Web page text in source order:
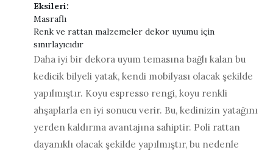
Eksileri:
Masraflı
Renk ve rattan malzemeler dekor uyumu için
sınırlayıcıdır
Daha iyi bir dekora uyum temasına bağlı kalan bu
kedicik bilyeli yatak, kendi mobilyası olacak şekilde
yapılmıştır. Koyu espresso rengi, koyu renkli
ahşaplarla en iyi sonucu verir. Bu, kedinizin yatağını
yerden kaldırma avantajına sahiptir. Poli rattan
dayanıklı olacak şekilde yapılmıştır, bu nedenle